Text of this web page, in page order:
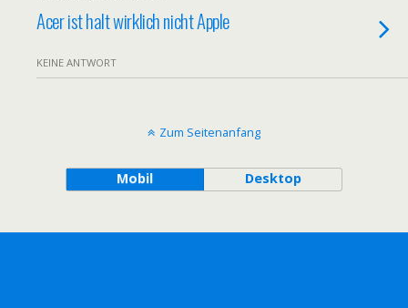
Acer ist halt wirklich nicht Apple
KEINE ANTWORT
Zum Seitenanfang
Mobil Desktop